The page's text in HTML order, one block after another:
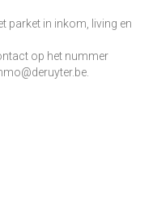
parket in inkom, living en
op het nummer